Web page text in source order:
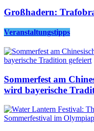
Großhadern:
Veranstaltungstipps
Sommerfest am
wird bayerische